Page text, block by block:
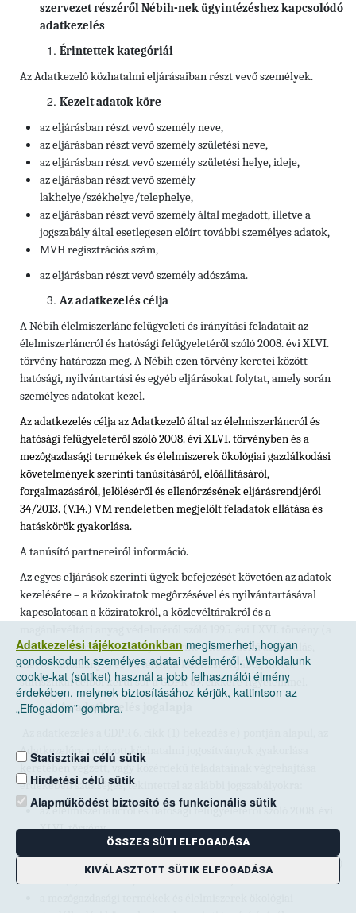
szervezet részéről Nébih-nek ügyintézéshez kapcsolódó
adatkezelés
Érintettek kategóriái
Az Adatkezelő közhatalmi eljárásaiban részt vevő személyek.
Kezelt adatok köre
az eljárásban részt vevő személy neve,
az eljárásban részt vevő személy születési neve,
az eljárásban részt vevő személy születési helye, ideje,
az eljárásban részt vevő személy
lakhelye/székhelye/telephelye,
az eljárásban részt vevő személy által megadott, illetve a
jogszabály által esetlegesen előírt további személyes adatok,
MVH regisztrációs szám,
az eljárásban részt vevő személy adószáma.
Az adatkezelés célja
A Nébih élelmiszerlánc felügyeleti és irányítási feladatait az
élelmiszerláncról és hatósági felügyeletéről szóló 2008. évi XLVI.
törvény határozza meg. A Nébih ezen törvény keretei között
hatósági, nyilvántartási és egyéb eljárásokat folytat, amely során
személyes adatokat kezel.
Az adatkezelés célja az Adatkezelő által az élelmiszerláncról és
hatósági felügyeletéről szóló 2008. évi XLVI. törvényben ésa
mezőgazdasági termékek és élelmiszerek ökológiai gazdálkodási
követelmények szerinti tanúsításáról, előállításáról,
forgalmazásáról, jelöléséről és ellenőrzésének eljárásrendjéről
34/2013. (V.14.) VM rendeletbenmegjelölt feladatok ellátása és
hatáskörök gyakorlása.
A tanúsító partnereiről információ.
Az egyes eljárások szerinti ügyek befejezését követően az adatok
kezelésére – a közokiratok megőrzésével és nyilvántartásával
kapcsolatosan a köziratokról, a közlevéltárakról és a
továbbiakban: Ltv.) szabályai szerint – közérdekű archiválás,
illetve tudományos és történelmi kutatási céljából, illetve
statisztikai célból kerül sor a GDPR 89. cikkére figyelemmel.
Az adatkezelés jogalapja
Adatkezelőre ruházott közhatalmi jogosítványok gyakorlása
érdekében szükséges, tekintettel az alábbi jogszabályokra:
az élelmiszerláncról és hatósági felügyeletéről szóló 2008. évi
XLVI. törvény,
a hatósági eljárások vonatkozásában az általános közigazgatási
rendtartásról szóló 2016. évi CL. törvény (a továbbiakban: Ákr.)
27. § (2) bekezdése, valamint a 33–34. §;
Adatkezelési tájékoztatónkban megismerheti, hogyan
gondoskodunk személyes adatai védelméről. Weboldalunk
cookie-kat (sütiket) használ a jobb felhasználói élmény
érdekében, melynek biztosításához kérjük, kattintson az
„Elfogadom” gombra.
Statisztikai célú sütik
Hirdetési célú sütik
Alapműködést biztosító és funkcionális sütik
ÖSSZES SÜTI ELFOGADÁSA
KIVÁLASZTOTT SÜTIK ELFOGADÁSA